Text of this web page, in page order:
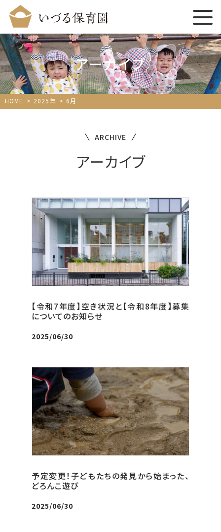
アーカイブ
HOME 2025年 6月
ARCHIVE
アーカイブ
【令和7年度】空き状況と【令和8年度】募集
についてのお知らせ
2025/06/30
予定変更！子どもたちの発見から始まった、
どろんこ遊び
2025/06/30